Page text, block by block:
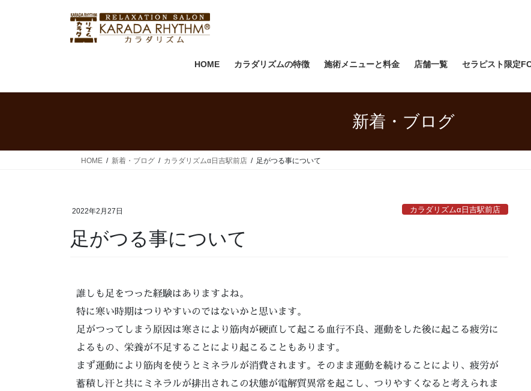
HOME カラダリズムの特徴 施術メニューと料金 店舗一覧 セラピスト限定
新着・ブログ
HOME 新着・ブログ カラダリズムα日吉駅前店 足がつる事について
2022年2月27日 カラダリズムα日吉駅前店
足がつる事について
誰しも足をつった経験はありますよね。
特に寒い時期はつりやすいのではないかと思います。
足がつってしまう原因は寒さにより筋肉が硬直して起こる血行不良、運動をした後に起こる疲労に
よるもの、栄養が不足することにより起こることもあります。
まず運動により筋肉を使うとミネラルが消費されます。そのまま運動を続けることにより、疲労が
蓄積し汗と共にミネラルが排出されこの状態が電解質異常を起こし、つりやすくなると考えられま